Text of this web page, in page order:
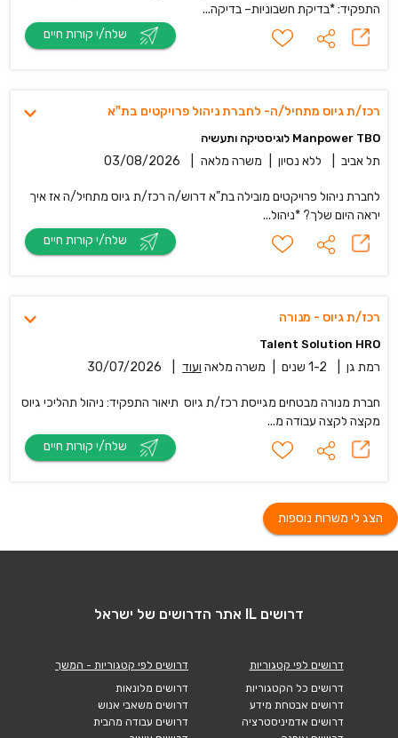
התפקיד: *בדיקת חשבוניות– בדיקה...
רכז/ת גיוס מתחיל/ה- לחברת ניהול פרויקטים בת"א
Manpower TBO לוגיסטיקה ותעשיה
תל אביב ללא נסיון משרה מלאה 03/08/2026
לחברת ניהול פרויקטים מובילה בת"א דרוש/ה רכז/ת גיוס מתחיל/ה אז איך
יראה היום שלך? *ניהול...
רכז/ת גיוס - מנורה
Talent Solution HRO
רמת גן 1-2 שנים משרה מלאה ועוד 30/07/2026
חברת מנורה מבטחים מגייסת רכז/ת גיוס תיאור התפקיד: ניהול תהליכי גיוס
מקצה לקצה עבודה מ...
הצג לי משרות נוספות
דרושים IL אתר הדרושים של ישראל
דרושים לפי קטגוריות
דרושים כל הקטגוריות
דרושים אבטחת מידע
דרושים אדמיניסטרציה
דרושים לפי קטגוריות - המשך
דרושים מלונאות
דרושים משאבי אנוש
דרושים עבודה מהבית